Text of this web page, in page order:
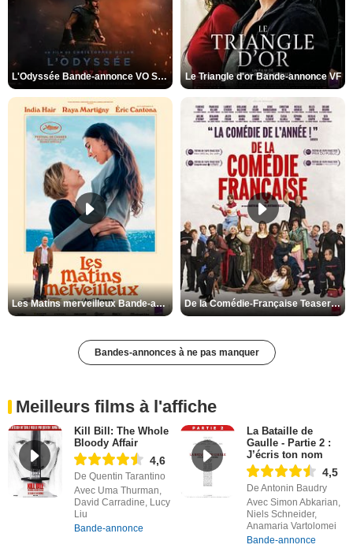
L'Odyssée Bande-annonce VO STFR Le Triangle d'or Bande-annonce VF
Les Matins merveilleux Bande-annonce VF De la Comédie-Française Teaser VF
Bandes-annonces à ne pas manquer
Meilleurs films à l'affiche
Kill Bill: The Whole
Bloody Affair
4,6
De Quentin Tarantino
Avec Uma Thurman,
David Carradine, Lucy
Liu
Bande-annonce
La Bataille de
Gaulle - Partie 2 :
J’écris ton nom
4,5
De Antonin Baudry
Avec Simon Abkarian,
Niels Schneider,
Anamaria Vartolomei
Bande-annonce